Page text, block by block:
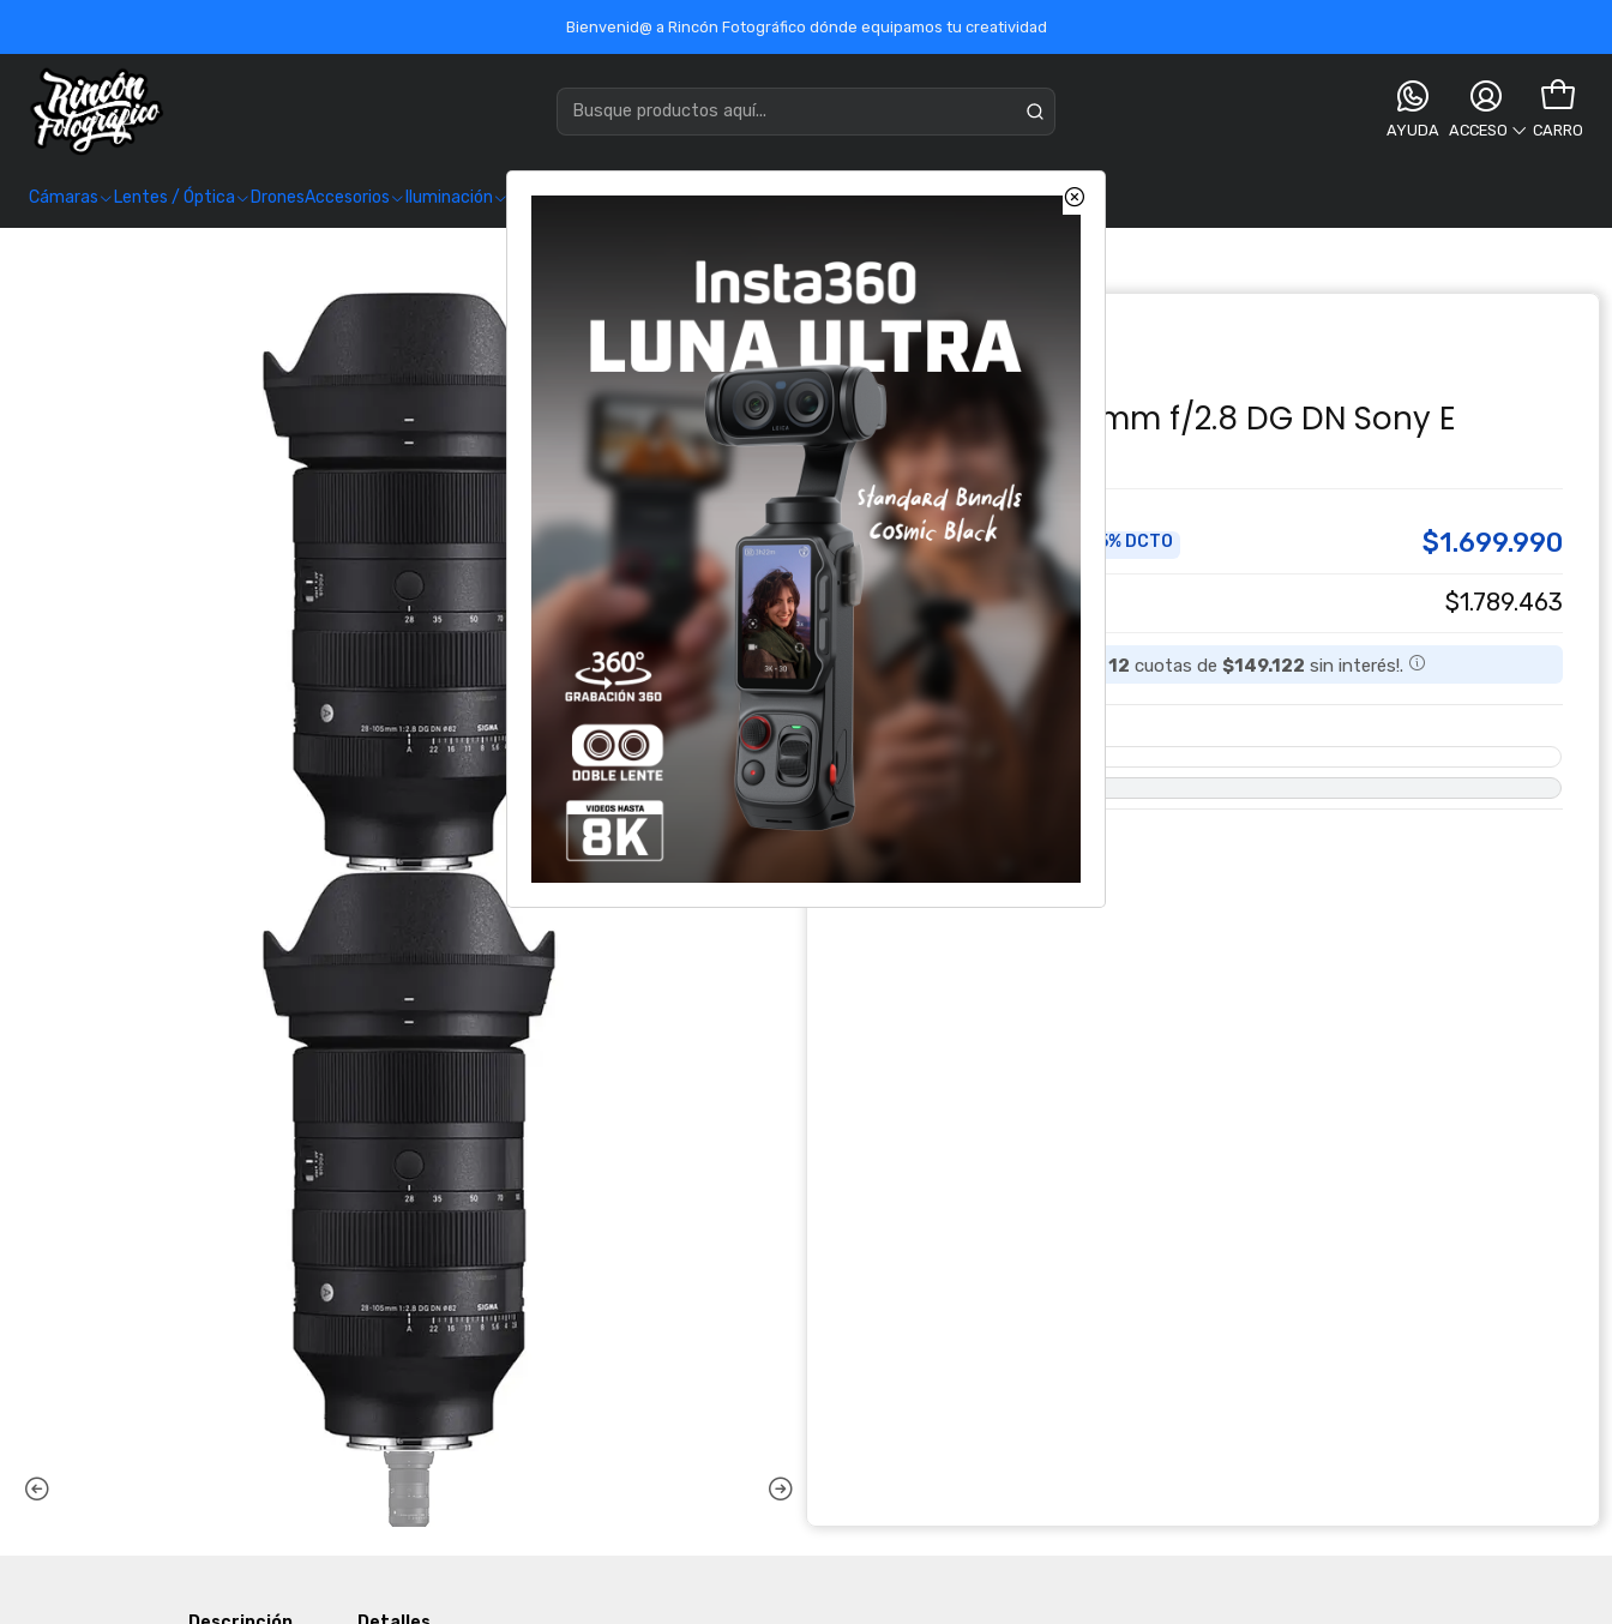
Bienvenid@ a Rincón Fotográfico dónde equipamos tu creatividad
AYUDA ACCESO CARRO
Cámaras Lentes / Óptica DronesAccesorios Iluminación Almacenamiento Marcas Ofertas / Outlet Mercado Público
Sigma AF 28-105mm f/2.8 DG DN Sony E
SKU: SG20302
ENVÍO GRATIS
Pago con transferencia
5% DCTO $1.699.990
Otros medios de pago $1.789.463
¡Paga hasta en 12 cuotas de $149.122 sin interés!.
Disponibilidad
COMPARTIR ESTE PRODUCTO